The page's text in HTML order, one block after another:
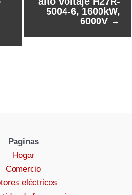
5004-6, 1600kW,
6000V →
Paginas
Hogar
Comercio
eléctricos